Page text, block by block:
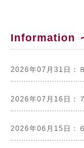
Information
2026年07月31日：
2026年07月16日：
2026年06月15日：